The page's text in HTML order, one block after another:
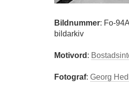
Bildnummer: Fo-
bildarkiv
Motivord:
Fotograf: Georg